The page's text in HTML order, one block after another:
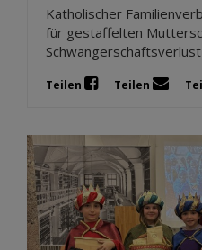
Katholischer
für gestaffelten
Schwangerschaftsverlust
Teilen Teilen